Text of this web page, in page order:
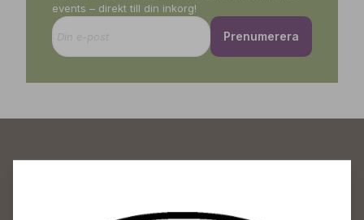
events – direkt till din inkorg!
Prenumerera